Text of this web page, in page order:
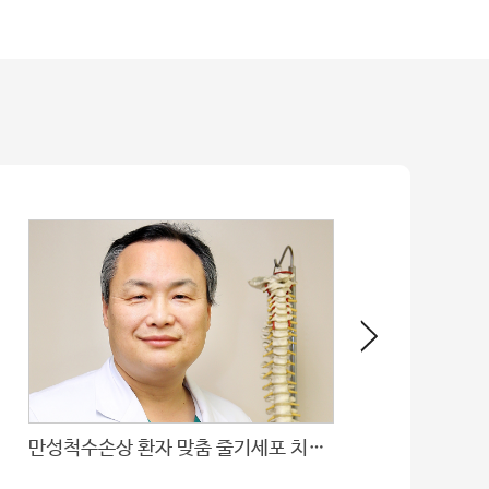
만성척수손상 환자 맞춤 줄기세포 치료제 전임상 착수